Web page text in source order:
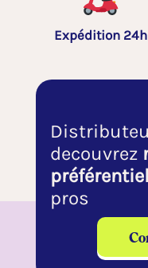
Expédition 24h
decouvrez
pros